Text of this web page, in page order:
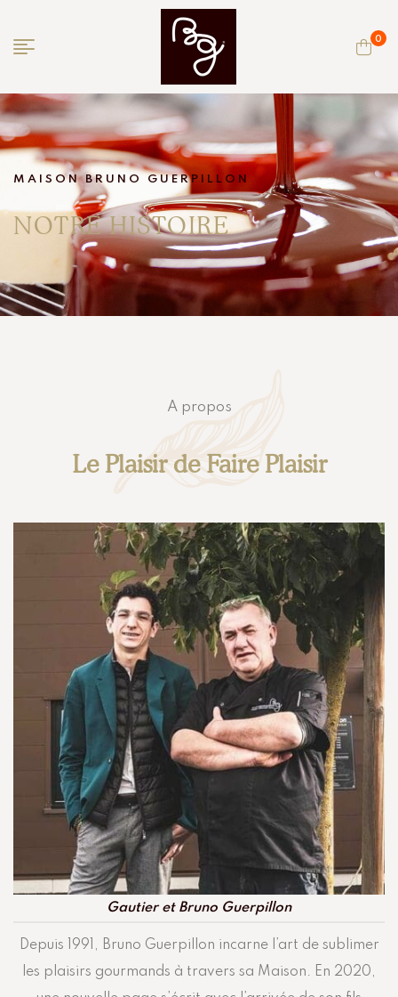
0
MAISON BRUNO GUERPILLON
NOTRE HISTOIRE
A propos
Le Plaisir de Faire Plaisir
Gautier et Bruno Guerpillon
Depuis 1991, Bruno Guerpillon incarne l’art de sublimer
les plaisirs gourmands à travers sa Maison. En 2020,